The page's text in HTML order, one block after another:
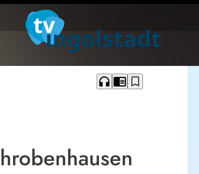
headphones chrome_reader_mode bookmark_border